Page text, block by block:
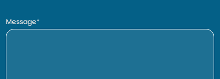
Message